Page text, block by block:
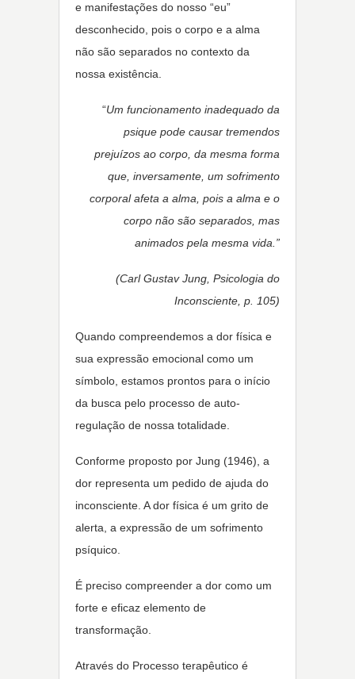
e manifestações do nosso “eu”
desconhecido, pois o corpo e a alma
não são separados no contexto da
nossa existência.
“Um funcionamento inadequado da
psique pode causar tremendos
prejuízos ao corpo, da mesma forma
que, inversamente, um sofrimento
corporal afeta a alma, pois a alma e o
corpo não são separados, mas
animados pela mesma vida.”
(Carl Gustav Jung, Psicologia do
Inconsciente, p. 105)
Quando compreendemos a dor física e
sua expressão emocional como um
símbolo, estamos prontos para o início
da busca pelo processo de auto-
regulação de nossa totalidade.
Conforme proposto por Jung (1946), a
dor representa um pedido de ajuda do
inconsciente. A dor física é um grito de
alerta, a expressão de um sofrimento
psíquico.
É preciso compreender a dor como um
forte e eficaz elemento de
transformação.
Através do Processo terapêutico é